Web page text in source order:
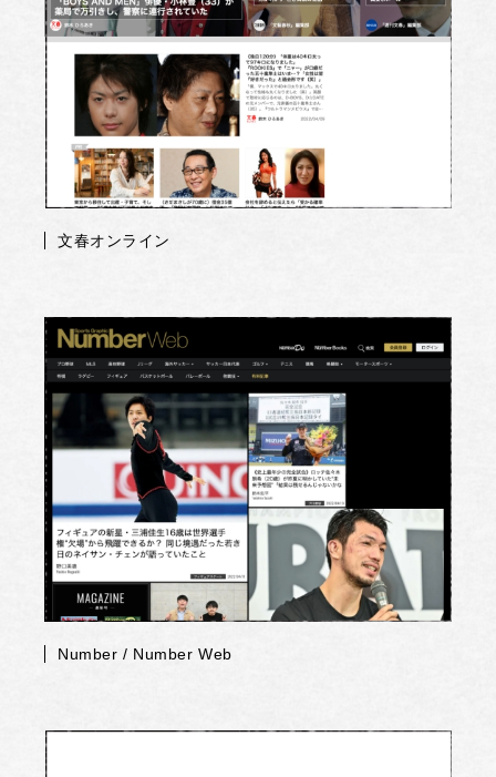
文春オンライン
Number / Number Web